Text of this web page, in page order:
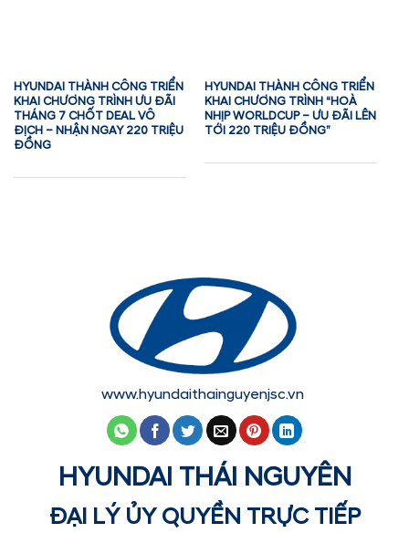
HYUNDAI THÀNH CÔNG TRIỂN
KHAI CHƯƠNG TRÌNH ƯU ĐÃI
THÁNG 7 CHỐT DEAL VÔ
ĐỊCH – NHẬN NGAY 220 TRIỆU
ĐỒNG
HYUNDAI THÀNH CÔNG TRIỂN
KHAI CHƯƠNG TRÌNH “HOÀ
NHỊP WORLDCUP – ƯU ĐÃI LÊN
TỚI 220 TRIỆU ĐỒNG”
www.hyundaithainguyenjsc.vn
HYUNDAI THÁI NGUYÊN
ĐẠI LÝ ỦY QUYỀN TRỰC TIẾP